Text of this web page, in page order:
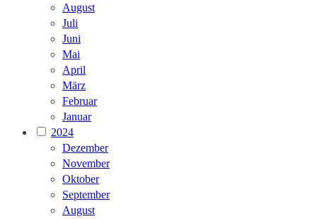
August
Juli
Juni
Mai
April
März
Februar
Januar
2024
Dezember
November
Oktober
September
August